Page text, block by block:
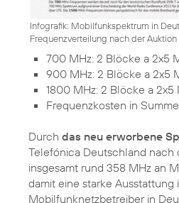
Infografik: Mobilfunkspektrum in
Frequenzverteilung nach der Auktion
700 MHz: 2 Blöcke a 2x5
900 MHz: 2 Blöcke a 2x5
1800 MHz: 2 Blöcke a 2x5
Frequenzkosten in
Durch das neu erworbene
Telefónica Deutschland nach
insgesamt rund 358 MHz an
damit eine starke Ausstattung
Mobilfunknetzbetreiber in